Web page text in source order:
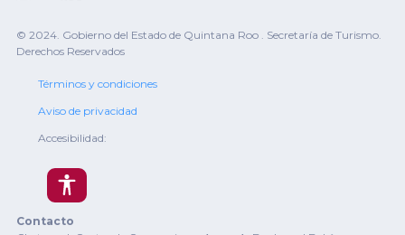
© 2024. Gobierno del Estado de Quintana Roo . Secretaría de Turismo.
Derechos Reservados
Términos y condiciones
Aviso de privacidad
Accesibilidad:
Contacto